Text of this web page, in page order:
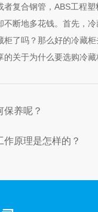
复合钢管，ABS工程
断地多花钱。首先，
了吗？那么好的冷藏
于为什么要选购冷藏
保养呢？
原理是怎样的？